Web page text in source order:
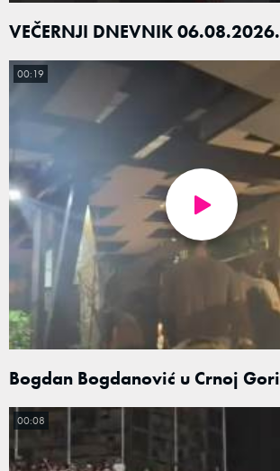
VEČERNJI DNEVNIK 06.08.2026.
Bogdan Bogdanović u Crnoj Gori
00:19
00:08